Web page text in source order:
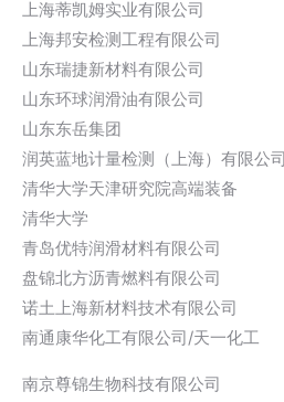
上海蒂凯姆实业有限公司
上海邦安检测工程有限公司
山东瑞捷新材料有限公司
山东环球润滑油有限公司
山东东岳集团
润英蓝地计量检测（上海）有限公司
清华大学天津研究院高端装备
清华大学
青岛优特润滑材料有限公司
盘锦北方沥青燃料有限公司
诺土上海新材料技术有限公司
南通康华化工有限公司/天一化工
南京尊锦生物科技有限公司